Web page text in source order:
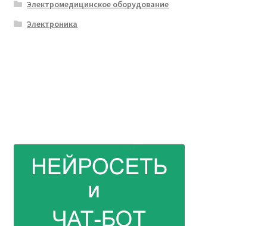
Электромедицинское оборудование
Электроника